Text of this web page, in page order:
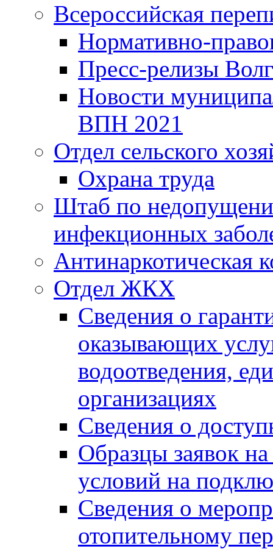
Всероссийская
Нормативно-
Пресс-релизы
Новости
ВПН 2021
Отдел сельского
Охрана труда
Штаб по
инфекционных
Антинаркотическая
Отдел ЖКХ
Сведения о
оказывающих
водоотведения,
организациях
Сведения о
Образцы заявок
условий на
Сведения о
отопительному